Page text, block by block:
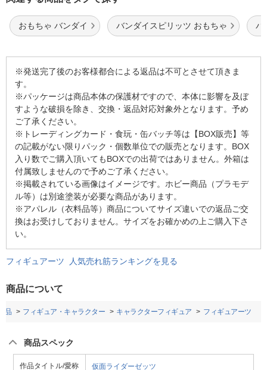
おもちゃ バンダイ バンダイスピリッツ おもちゃ バ
※発送完了後のお客様都合による返品は不可とさせて頂きま
す。
※パッケージは商品本体の保護材ですので、本体に影響を及ぼ
すような破損を除き、交換・返品対応対象外となります。予め
ご了承ください。
※トレーディングカード・食玩・缶バッチ等は【BOX販売】等
の記載がない限りパック・個数単位での販売となります。BOX
入り数でご購入頂いてもBOXでの出荷ではありません。外箱は
付属致しませんので予めご了承ください。
※掲載されている画像はイメージです。ホビー商品（プラモデ
ル等）は別途塗装が必要な商品があります。
※アパレル（衣料品等）商品についてサイズ違いでの返品ご交
換はお受けしておりません。サイズをお確かめの上ご購入下さ
い。
フィギュアーツ 人気売れ筋ランキングを見る
商品について
品 フィギュア・キャラクター キャラクターフィギュア フィギュアーツ
商品スペック
作品タイトル/愛称 仮面ライダーゼッツ